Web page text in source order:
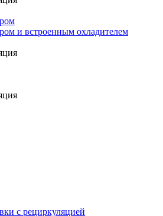
и встроенным охладителем
с рециркуляцией